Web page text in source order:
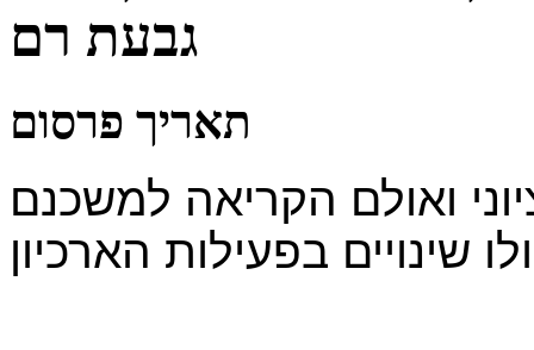
גבעת רם
תאריך פרסום
ואולם הקריאה למשכנם
שינויים בפעילות הארכיון